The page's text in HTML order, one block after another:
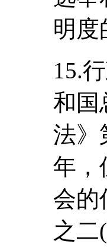
明度
15.
和国
法》
年，
会的
之